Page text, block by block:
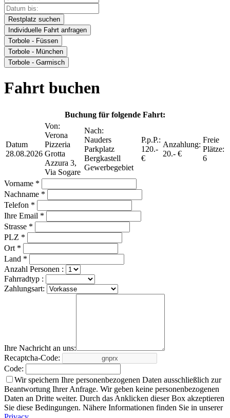
Restplatz suchen
Individuelle Fahrt anfragen
Torbole - Füssen
Torbole - München
Torbole - Garmisch
Fahrt buchen
Buchung für folgende Fahrt:
Datum
28.08.2026
Von:
Verona
Pizzeria
Grotta
Azzura 3,
Via Sogare
Nach:
Nauders
Parkplatz
Bergkastell
Gewerbegebiet
P.p.P.:
120.-
€
Anzahlung:
20.- €
Freie
Plätze:
6
Vorname *
Nachname *
Telefon *
Ihre Email *
Strasse *
PLZ *
Ort *
Land *
Anzahl Personen :
Fahrradtyp :
Zahlungsart:
Ihre Nachricht an uns:
Recaptcha-Code:
Code:
Wir speichern Ihre personenbezogenen Daten ausschließlich zur
Beantwortung Ihrer Anfrage. Wir geben keine personenbezogenen
Daten an Dritte weiter. Durch das Anklicken dieser Box akzeptieren
Sie diese Bedingungen. Nähere Informationen finden Sie in unserer